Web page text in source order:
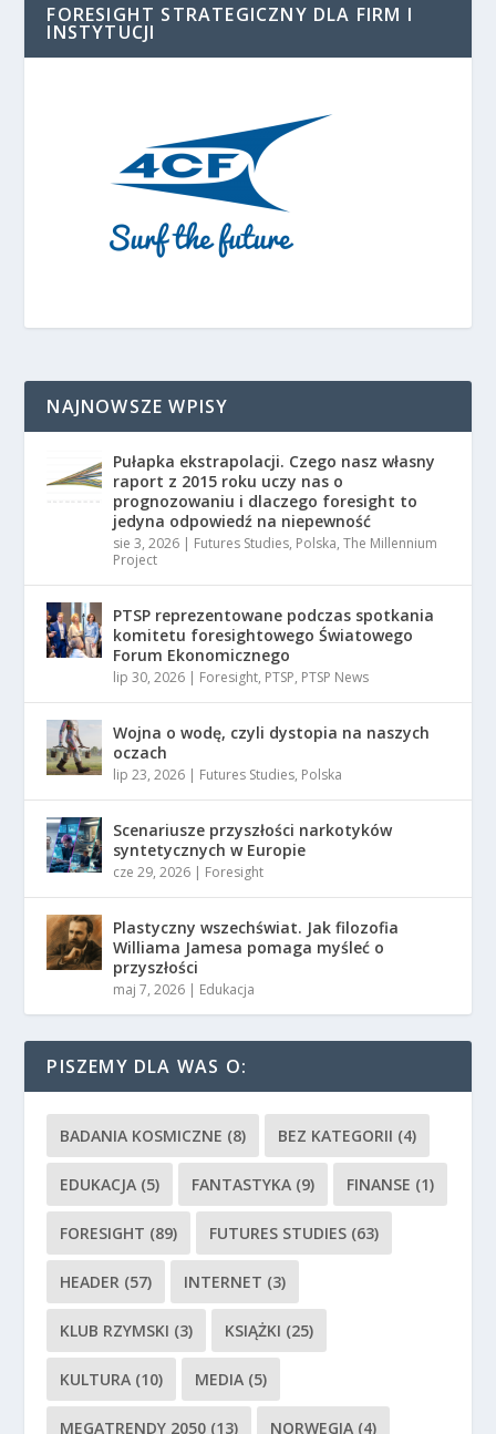
FORESIGHT STRATEGICZNY DLA FIRM I
INSTYTUCJI
NAJNOWSZE WPISY
Pułapka ekstrapolacji. Czego nasz własny
raport z 2015 roku uczy nas o
prognozowaniu i dlaczego foresight to
jedyna odpowiedź na niepewność
sie 3, 2026 | Futures Studies, Polska,The Millennium
Project
PTSP reprezentowane podczas spotkania
komitetu foresightowego Światowego
Forum Ekonomicznego
lip 30, 2026 | Foresight, PTSP, PTSP News
Wojna o wodę, czyli dystopia na naszych
oczach
lip 23, 2026 | Futures Studies, Polska
Scenariusze przyszłości narkotyków
syntetycznych w Europie
cze 29, 2026 | Foresight
Plastyczny wszechświat. Jak filozofia
Williama Jamesa pomaga myśleć o
przyszłości
maj 7, 2026 | Edukacja
PISZEMY DLA WAS O:
BADANIA KOSMICZNE (8) BEZ KATEGORII (4)
EDUKACJA (5) FANTASTYKA (9) FINANSE (1)
FORESIGHT (89) FUTURES STUDIES (63)
HEADER (57) INTERNET (3)
KLUB RZYMSKI (3) KSIĄŻKI (25)
KULTURA (10) MEDIA (5)
MEGATRENDY 2050 (13) NORWEGIA (4)